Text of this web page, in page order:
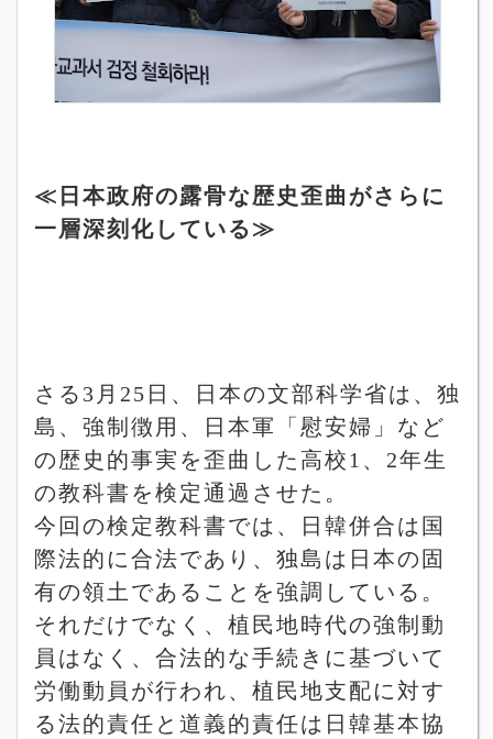
≪日本政府の露骨な歴史歪曲がさらに
一層深刻化している≫
さる 3 月 25 日、日本の文部科学省は、独
島、強制徴用、日本軍「慰安婦」など
の歴史的事実を歪曲した高校1 、 2年生
の教科書を検定通過させた。
今回の検定教科書では、日韓併合は国
際法的に合法であり、独島は日本の固
有の領土であることを強調している。
それだけでなく、植民地時代の強制動
員はなく、合法的な手続きに基づいて
労働動員が行われ、植民地支配に対す
る法的責任と道義的責任は日韓基本協